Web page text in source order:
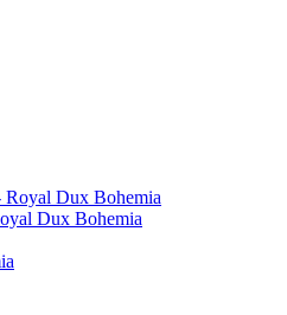
Dux Bohemia